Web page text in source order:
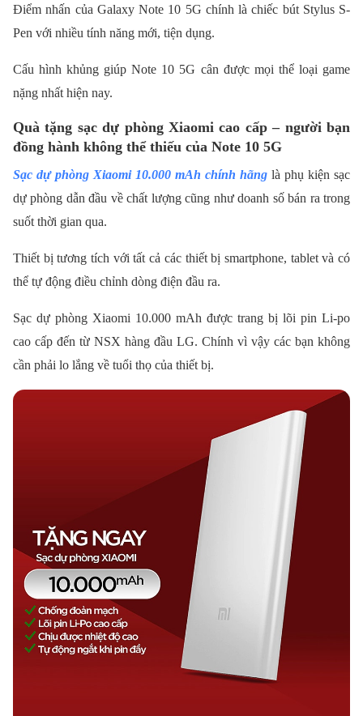
Điểm nhấn của Galaxy Note 10 5G chính là chiếc bút Stylus S-
Pen với nhiều tính năng mới, tiện dụng.
Cấu hình khủng giúp Note 10 5G cân được mọi thể loại game
nặng nhất hiện nay.
Quà tặng sạc dự phòng Xiaomi cao cấp – người bạn
đồng hành không thể thiếu của Note 10 5G
Sạc dự phòng Xiaomi 10.000 mAh chính hãng là phụ kiện sạc
dự phòng dẫn đầu về chất lượng cũng như doanh số bán ra trong
suốt thời gian qua.
Thiết bị tương tích với tất cả các thiết bị smartphone, tablet và có
thể tự động điều chỉnh dòng điện đầu ra.
Sạc dự phòng Xiaomi 10.000 mAh được trang bị lõi pin Li-po
cao cấp đến từ NSX hàng đầu LG. Chính vì vậy các bạn không
cần phải lo lắng về tuổi thọ của thiết bị.